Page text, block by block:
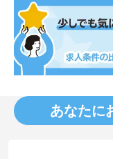
あなたに